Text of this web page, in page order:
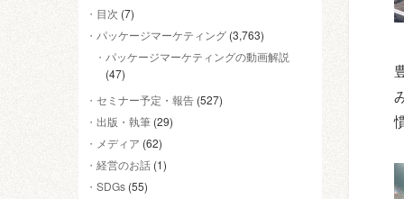
目次 (7)
パッケージマーケティング (3,763)
パッケージマーケティングの動画解説
(47)
セミナー予定・報告 (527)
出版・執筆 (29)
メディア (62)
経営のお話 (1)
SDGs (55)